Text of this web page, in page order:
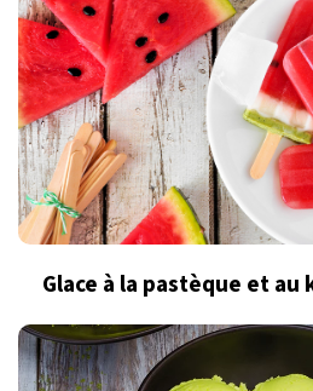
Glace à la pastèque et au